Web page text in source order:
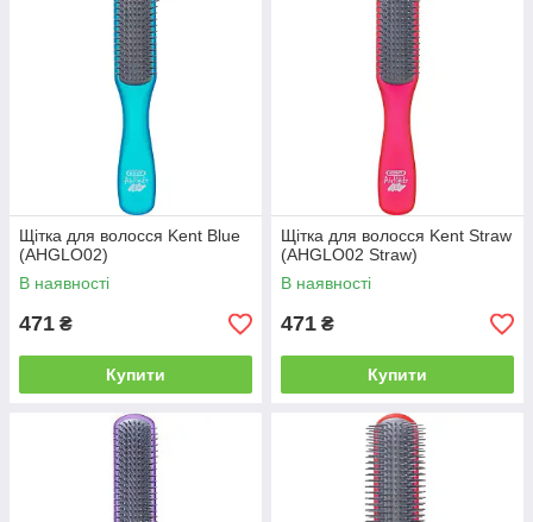
Щітка для волосся Kent Blue
(AHGLO02)
В наявності
471 ₴
Купити
Щітка для волосся Kent Straw
(AHGLO02 Straw)
В наявності
471 ₴
Купити